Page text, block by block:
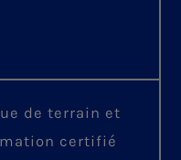
de terrain et
certifié